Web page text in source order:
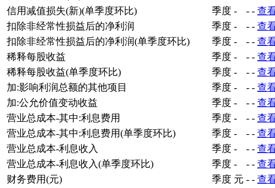
信用减值损失(新)(单季度环比)
季度 - - - 查
扣除非经常性损益后的净利润
季度 - - - 查
扣除非经常性损益后的净利润(单季度环比)
季度 - - - 查
稀释每股收益
季度 - - - 查
稀释每股收益(单季度环比)
季度 - - - 查
加:影响利润总额的其他项目
季度 - - - 查
加:公允价值变动收益
季度 - - - 查
营业总成本-其中:利息费用
季度 - - - 查
营业总成本-其中:利息费用(单季度环比)
季度 - - - 查
营业总成本-利息收入
季度 - - - 查
营业总成本-利息收入(单季度环比)
季度 - - - 查
财务费用(元)
季度 元 - - 查